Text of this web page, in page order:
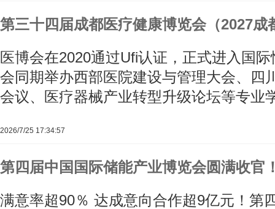
第三十四届成都医疗健康博览会（2027成
医博会在2020通过Ufi认证，正式进入国
会同期举办西部医院建设与管理大会、四
会议、医疗器械产业转型升级论坛等专业
2026/7/25 17:34:57
第四届中国国际储能产业博览会圆满收官
满意率超90％ 达成意向合作超9亿元！第